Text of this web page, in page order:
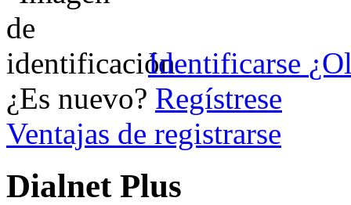
Identificarse
¿Es nuevo? Regístrese
Ventajas de registrarse
Dialnet Plus